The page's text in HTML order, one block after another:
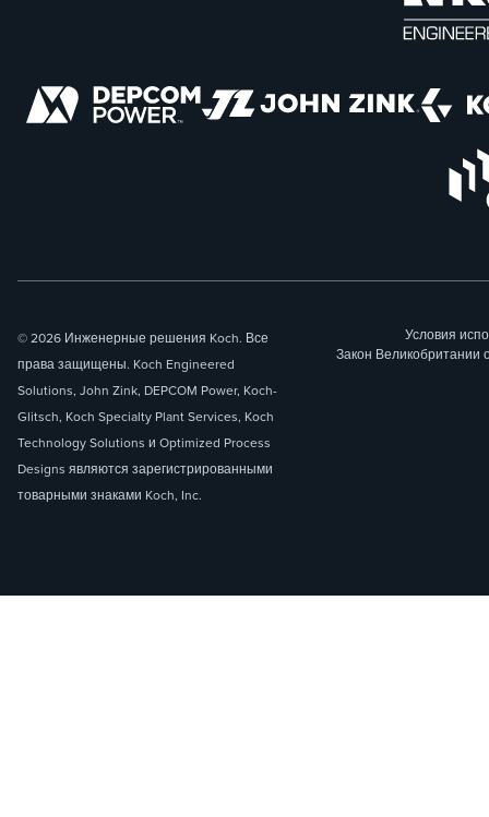
© 2026 Инженерные решения Koch. Все
права защищены. Koch Engineered
Solutions, John Zink, DEPCOM Power, Koch-
Glitsch, Koch Specialty Plant Services, Koch
Technology Solutions и Optimized Process
Designs являются зарегистрированными
товарными знаками Koch, Inc.
Условия
Закон Великобритании